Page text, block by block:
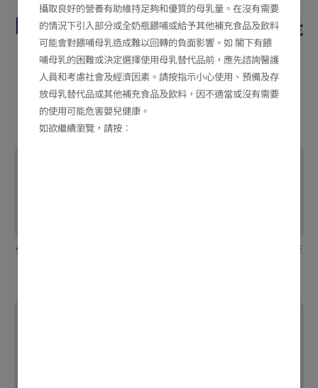
BB便秘徵兆｜如何判斷BB是
否便秘？
每個小孩的排便習性與頻繁度都不同，因此，我們不能一
下子就確認寶寶有沒有便秘問題。以下是一些助您分辨出
BB是否便秘的情況：
便便時感到困難，或排便變
拒絕如廁，排便時表情痛苦
攝取良好的營養有助維持足夠和優質的母乳量。在沒有需要
的情況下引入部分或全奶瓶餵哺或給予其他補充食品及飲料
可能會對餵哺母乳造成難以回轉的負面影響。如 閣下有餵
哺母乳的困難或決定選擇使用母乳替代品前，應先諮詢醫護
人員和考慮社會及經濟因素。請按指示小心使用、預備及存
放母乳替代品或其他補充食品及飲料，因不適當或沒有需要
的使用可能危害嬰兒健康。
如欲繼續瀏覽，請按︰